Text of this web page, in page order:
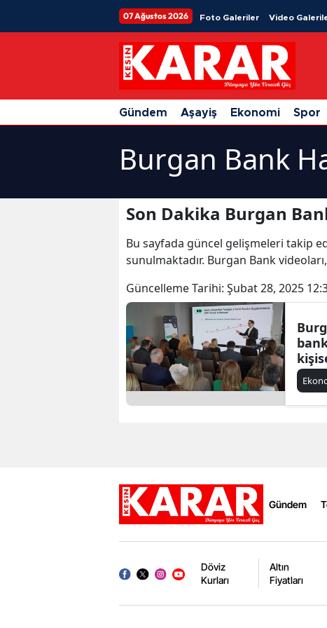
07 Ağustos 2026 Foto Galeriler Video
Gündem Aşayiş Ekonomi Spor
Burgan Bank
Son Dakika Burgan
Bu sayfada güncel gelişmeleri takip
sunulmaktadır. Burgan Bank
Güncelleme Tarihi: Şubat 28, 2025
Gündem
Döviz
Kurları
Altın
Fiyatları